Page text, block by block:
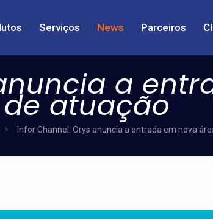
Serviços News Parceiros
a
atuação
Infor Channel: Orys anuncia a entrada em nova